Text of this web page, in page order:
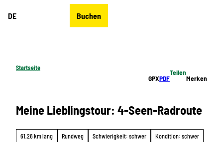
DE Buchen
Startseite
GPXPDF
Teilen
Merken
Meine Lieblingstour: 4-Seen-Radroute
61,26 km lang Rundweg Schwierigkeit: schwer
Kondition: schwer